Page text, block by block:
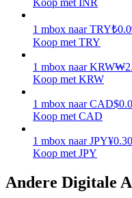
Verdienen
Verdien dagelijks
1 mbox naar TRY₺
Koop met TRY
1 mbox naar KRW₩
Koop met KRW
1 mbox naar CAD$
Koop met CAD
1 mbox naar JPY¥
Koop met JPY
Andere Digitale